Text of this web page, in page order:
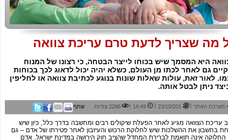
מה שצריך לדעת טרם עריכת צוואה
היא המסמך שיש בכוחו לייצר הבטחה, כי רצונו של המנוח
גם לאחר לכתו מן העולם, כשלא יהיה יכול לדאוג לכך בכוחות
לאור זאת, עולות שאלות שונות בנוגע לכתיבת צוואה או לחליפין
ניתן לבטל אותה.
מערכת האתר |
23/10/201
|
14:49
| 2296 צפיות שתף
עריכת הצוואה מגיע לאחר הפעלת שיקולים רבים ומחשבה בדרך כלל, כיון שיש
בחשבון את ההשלכות שיש לחלוקת הרכוש והעיזבון לאחר פטירתו של אדם – גם
אינה תואמת לברירת המחדל שהציב חוק הירושה במדינת ישראל. אדם